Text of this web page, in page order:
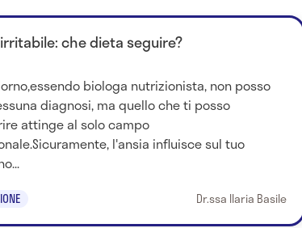
che dieta seguire?
biologa nutrizionista, non posso
diagnosi, ma quello che ti posso
attinge al solo campo
l'ansia influisce sul tuo
Dr.ssa Ilaria Basile